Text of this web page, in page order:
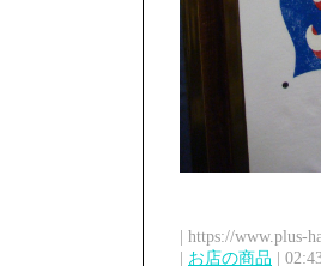
| https://www.plus-
| お店の商品 |